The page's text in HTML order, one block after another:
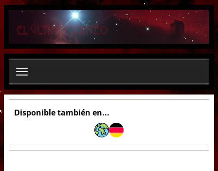
Disponible también en...